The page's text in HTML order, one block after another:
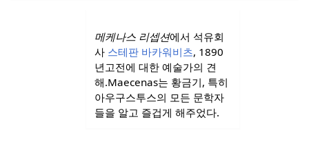
메케나스 리셉션에서 석유회
사 스테판 바카워비츠, 1890
년고전에 대한 예술가의 견
해.Maecenas는 황금기, 특히
아우구스투스의 모든 문학자
들을 알고 즐겁게 해주었다.